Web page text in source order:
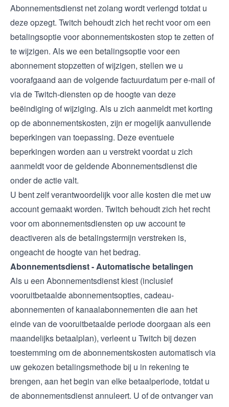
Abonnementsdienst net zolang wordt verlengd totdat u
deze opzegt. Twitch behoudt zich het recht voor om een
betalingsoptie voor abonnementskosten stop te zetten of
te wijzigen. Als we een betalingsoptie voor een
abonnement stopzetten of wijzigen, stellen we u
voorafgaand aan de volgende factuurdatum per e-mail of
via de Twitch-diensten op de hoogte van deze
beëindiging of wijziging. Als u zich aanmeldt met korting
op de abonnementskosten, zijn er mogelijk aanvullende
beperkingen van toepassing. Deze eventuele
beperkingen worden aan u verstrekt voordat u zich
aanmeldt voor de geldende Abonnementsdienst die
onder de actie valt.
U bent zelf verantwoordelijk voor alle kosten die met uw
account gemaakt worden. Twitch behoudt zich het recht
voor om abonnementsdiensten op uw account te
deactiveren als de betalingstermijn verstreken is,
ongeacht de hoogte van het bedrag.
Abonnementsdienst - Automatische betalingen
Als u een Abonnementsdienst kiest (inclusief
vooruitbetaalde abonnementsopties, cadeau-
abonnementen of kanaalabonnementen die aan het
einde van de vooruitbetaalde periode doorgaan als een
maandelijks betaalplan), verleent u Twitch bij dezen
toestemming om de abonnementskosten automatisch via
uw gekozen betalingsmethode bij u in rekening te
brengen, aan het begin van elke betaalperiode, totdat u
de abonnementsdienst annuleert. U of de ontvanger van